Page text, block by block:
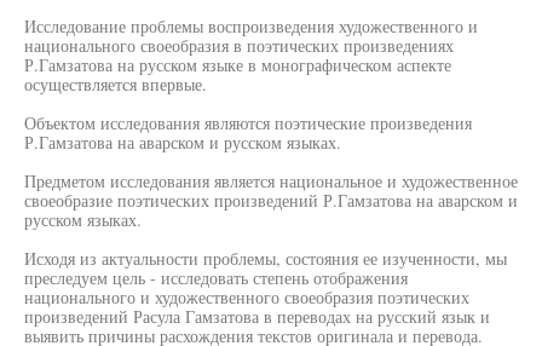
Исследование проблемы воспроизведения художественного и
национального своеобразия в поэтических произведениях
Р.Гамзатова на русском языке в монографическом аспекте
осуществляется впервые.
Объектом исследования являются поэтические произведения
Р.Гамзатова на аварском и русском языках.
Предметом исследования является национальное и художественное
своеобразие поэтических произведений Р.Гамзатова на аварском и
русском языках.
Исходя из актуальности проблемы, состояния ее изученности, мы
преследуем цель - исследовать степень отображения
национального и художественного своеобразия поэтических
произведений Расула Гамзатова в переводах на русский язык и
выявить причины расхождения текстов оригинала и перевода.